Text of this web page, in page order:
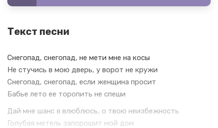
Текст песни
Снегопад, снегопад, не мети мне на косы
Не стучись в мою дверь, у ворот не кружи
Снегопад, снегопад, если женщина просит
Бабье лето ее торопить не спеши
Дай мне шанс я влюблюсь, о твою неизбежность
Голубая метель запорошит мой дом